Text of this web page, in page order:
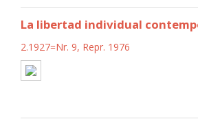
La libertad individual
2.1927=Nr. 9, Repr. 1976